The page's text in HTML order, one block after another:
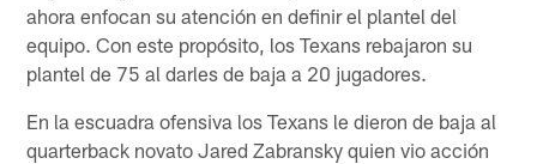
ahora enfocan su atención en definir el plantel del
equipo. Con este propósito, los Texans rebajaron su
plantel de 75 al darles de baja a 20 jugadores.
En la escuadra ofensiva los Texans le dieron de baja al
quarterback novato Jared Zabransky quien vio acción